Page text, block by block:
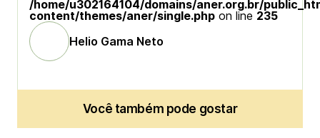
/home/u302164104/domains/aner.org.br/
content/themes/aner/single.php on line 235
Helio Gama Neto
Você também pode gostar